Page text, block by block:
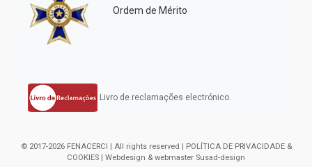
Ordem de Mérito
Livro de reclamações electrónico.
© 2017-2026 FENACERCI | All rights reserved | POLÍTICA DE PRIVACIDADE &
COOKIES | Webdesign & webmaster Susad-design